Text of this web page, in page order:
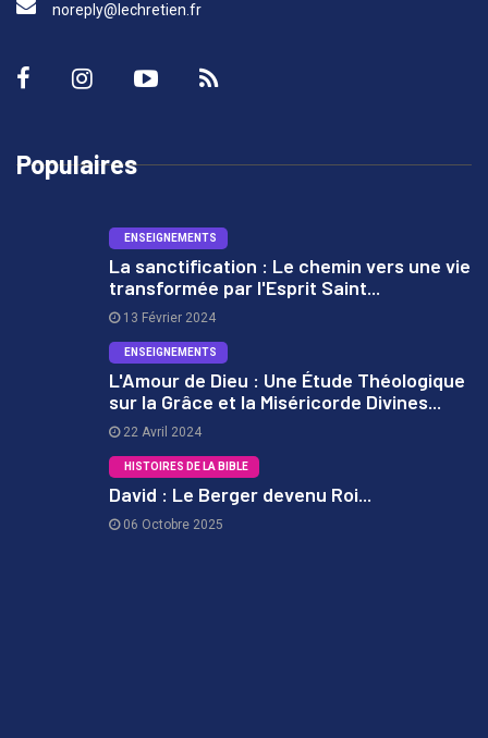
noreply@lechretien.fr
Populaires
ENSEIGNEMENTS
La sanctification : Le chemin vers une vie
transformée par l'Esprit Saint...
13 Février 2024
ENSEIGNEMENTS
L'Amour de Dieu : Une Étude Théologique
sur la Grâce et la Miséricorde Divines...
22 Avril 2024
HISTOIRES DE LA BIBLE
David : Le Berger devenu Roi...
06 Octobre 2025